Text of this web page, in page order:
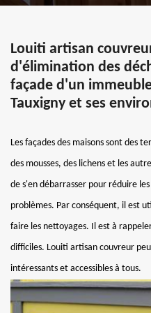
Louiti artisan
d'élimination des
façade d'un
Tauxigny et ses
Les façades des maisons sont des
des mousses, des lichens et les
de s'en débarrasser pour réduire
problèmes. Par conséquent, il est
faire les nettoyages. Il est à
difficiles. Louiti artisan couvreur
intéressants et accessibles à tous.